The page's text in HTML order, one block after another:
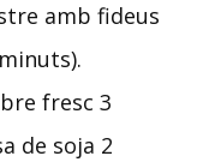
amb fideus
fresc 3
de soja 2